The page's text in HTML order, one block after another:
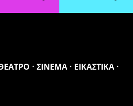
ΣΙΝΕΜΑ
ΕΙΚΑΣΤΙΚΑ